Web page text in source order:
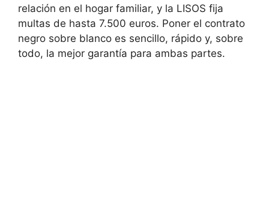
relación en el hogar familiar, y la LISOS fija
multas de hasta 7.500 euros. Poner el contrato
negro sobre blanco es sencillo, rápido y, sobre
todo, la mejor garantía para ambas partes.